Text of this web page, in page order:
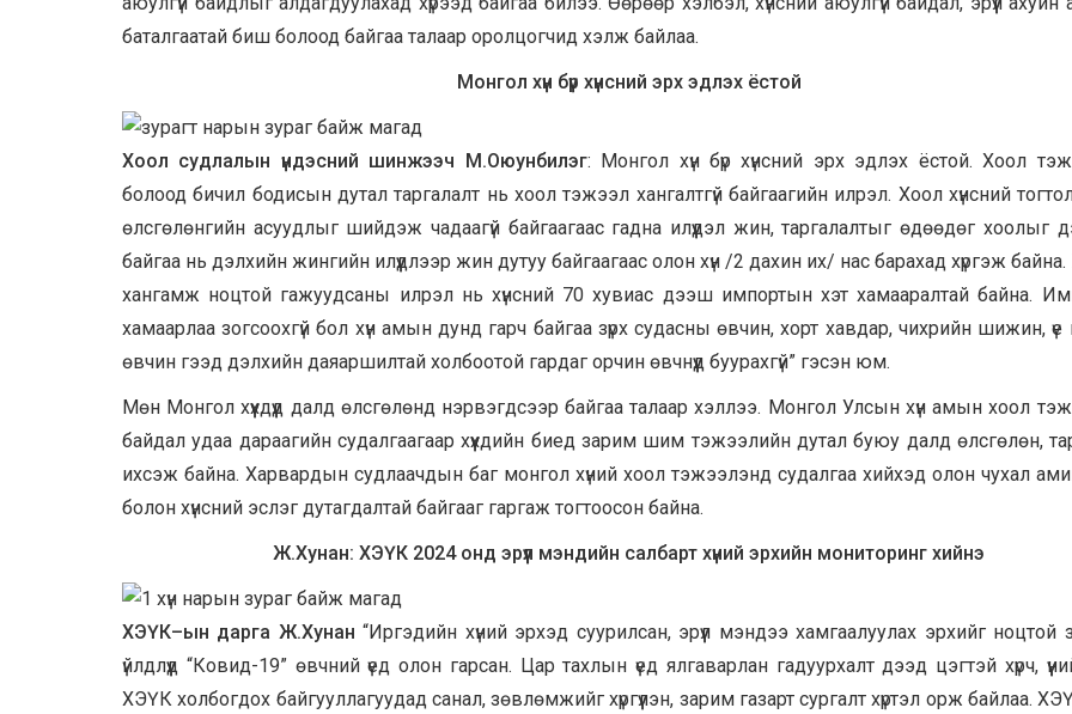
баталгаатай биш болоод байгаа талаар оролцогчид хэлж байлаа.
Монгол хүн бүр хүнсний эрх эдлэх ёстой
Хоол судлалын үндэсний шинжээч М.Оюунбилэг: Монгол хүн бүр хүнсний эрх эдлэх ёстой. Хоол
болоод бичил бодисын дутал таргалалт нь хоол тэжээл хангалтгүй байгаагийн илрэл. Хоол хүнсний
өлсгөлөнгийн асуудлыг шийдэж чадаагүй байгаагаас гадна илүүдэл жин, таргалалтыг өдөөдөг хоолыг
байгаа нь дэлхийн жингийн илүүдлээр жин дутуу байгаагаас олон хүн /2 дахин их/ нас барахад хүргэж байна.
хангамж ноцтой гажуудсаны илрэл нь хүнсний 70 хувиас дээш импортын хэт хамааралтай байна.
хамаарлаа зогсоохгүй бол хүн амын дунд гарч байгаа зүрх судасны өвчин, хорт хавдар, чихрийн шижин,
өвчин гээд дэлхийн даяаршилтай холбоотой гардаг орчин өвчнүүд буурахгүй” гэсэн юм.
Мөн Монгол хүүхдүүд далд өлсгөлөнд нэрвэгдсээр байгаа талаар хэллээ. Монгол Улсын хүн амын хоол
байдал удаа дараагийн судалгаагаар хүүхдийн биед зарим шим тэжээлийн дутал буюу далд өлсгөлөн,
ихсэж байна. Харвардын судлаачдын баг монгол хүний хоол тэжээлэнд судалгаа хийхэд олон чухал
болон хүнсний эслэг дутагдалтай байгааг гаргаж тогтоосон байна.
Ж.Хунан: ХЭҮК 2024 онд эрүүл мэндийн салбарт хүний эрхийн мониторинг хийнэ
ХЭҮК–ын дарга Ж.Хунан “Иргэдийн хүний эрхэд суурилсан, эрүүл мэндээ хамгаалуулах эрхийг ноцтой
үйлдлүүд “Ковид-19” өвчний үед олон гарсан. Цар тахлын үед ялгаварлан гадуурхалт дээд цэгтэй хүрч,
ХЭҮК холбогдох байгууллагуудад санал, зөвлөмжийг хүргүүлэн, зарим газарт сургалт хүртэл орж байлаа.